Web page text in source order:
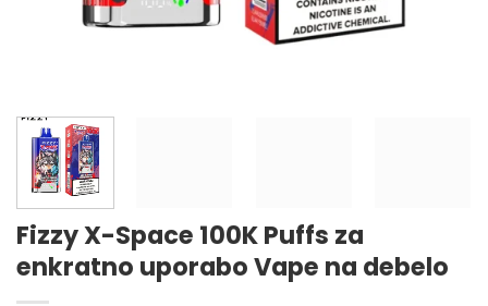
Fizzy X-Space 100K Puffs za
enkratno uporabo Vape na debelo